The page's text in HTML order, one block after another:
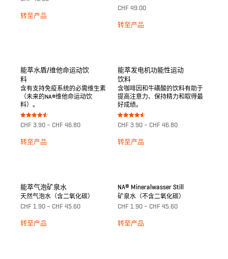
4.75
转至产品
Bewertet mit
5.00
CHF 49.00
转至产品
能萃水盾/维他命运动饮
料
含有支持免疫系统的必需维生素
（未来的NA®维他命运动饮
料）。
Bewertet
mit
von 5
CHF 3.90 – CHF 46.80
转至产品
能萃发电机功能性运动
饮料
含咖啡因和牛磺酸的饮料有助于
提高注意力、保持精力和取得最
好成绩。
Bewertet
mit
von 5
CHF 3.90 – CHF 46.80
转至产品
能萃气泡矿泉水
天然气泡水（含二氧化碳）
CHF 1.90 – CHF 45.60
转至产品
NA® Mineralwasser Still
矿泉水（不含二氧化碳）
CHF 1.90 – CHF 45.60
转至产品